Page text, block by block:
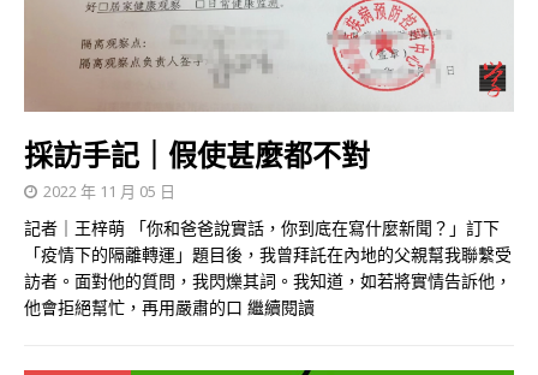
採訪手記｜假使甚麼都不對
2022 年 11 月 05 日
記者｜王梓萌 「你和爸爸說實話，你到底在寫什麼新聞？」訂下
「疫情下的隔離轉運」題目後，我曾拜託在內地的父親幫我聯繫受
訪者。面對他的質問，我閃爍其詞。我知道，如若將實情告訴他，
他會拒絕幫忙，再用嚴肅的口 繼續閱讀